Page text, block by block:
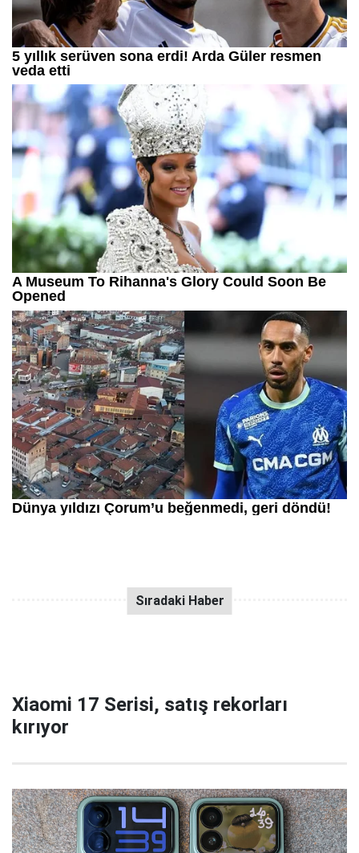
Xiaomi 17 Serisi, satış rekorları
kırıyor